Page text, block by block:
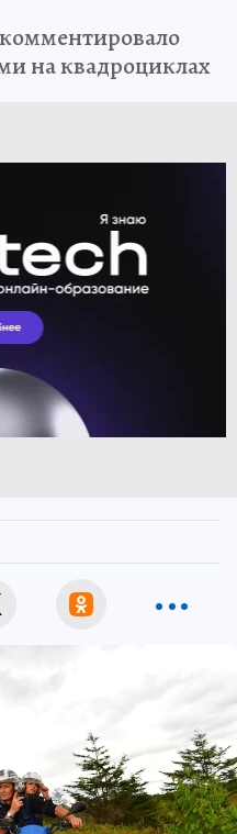
на квадроциклах